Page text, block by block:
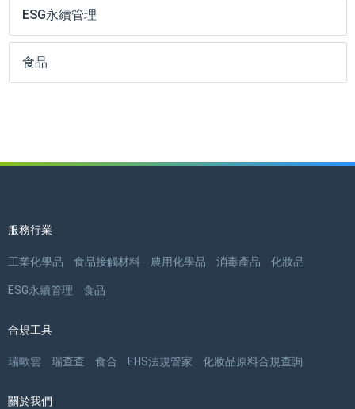
ESG永續管理
食品
服務行業
工業化學品 食品接觸材料 農用化學品 消毒產品 化妝品
ESG永續管理 食品
合規工具
瑞歐雲 瑞查查 食合 EHS法規管家 化妝品原料合規查詢
關於我們